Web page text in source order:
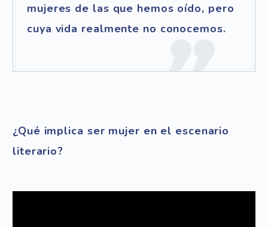
mujeres de las que hemos oído, pero
cuya vida realmente no conocemos.
¿Qué implica ser mujer en el escenario
literario?